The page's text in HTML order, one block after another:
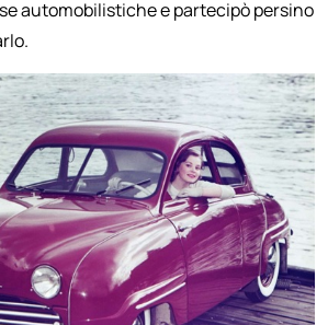
automobilistiche e partecipò persino